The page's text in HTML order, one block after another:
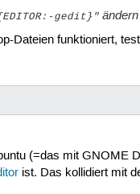
gedit}"ändern
Dateien funktioniert,
(=das mit GNOME
ist. Das kollidiert mit